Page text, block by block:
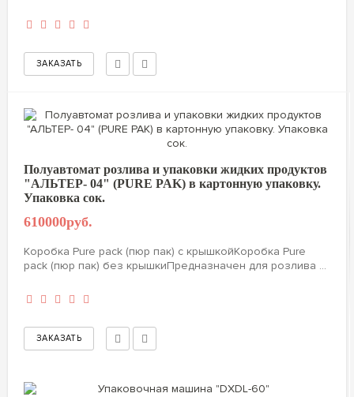
Полуавтомат розлива и упаковки жидких продуктов
"АЛЬТЕР- 04" (PURE PAK) в картонную упаковку.
Упаковка сок.
610000руб.
Коробка Pure pack (пюр пак) с крышкойКоробка Pure
pack (пюр пак) без крышкиПредназначен для розлива ...